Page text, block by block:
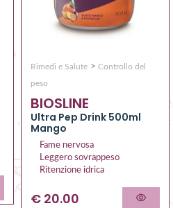
Rimedi e Salute > Controllo del
peso
BIOSLINE
Ultra Pep Drink 500ml
Mango
Fame nervosa
Leggero sovrappeso
Ritenzione idrica
€ 20.00